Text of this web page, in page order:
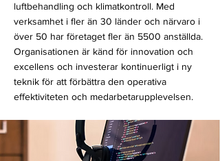
luftbehandling och klimatkontroll. Med
verksamhet i fler än 30 länder och närvaro i
över 50 har företaget fler än 5500 anställda.
Organisationen är känd för innovation och
excellens och investerar kontinuerligt i ny
teknik för att förbättra den operativa
effektiviteten och medarbetarupplevelsen.